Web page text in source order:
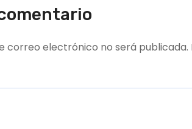
correo electrónico no será publicada.